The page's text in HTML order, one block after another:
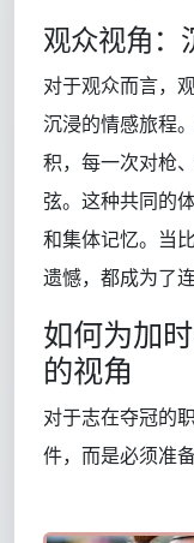
观众视角：
对于观众而言，
沉浸的情感旅程
积，每一次对枪
弦。这种共同的
和集体记忆。当
遗憾，都成为了
如何为加
的视角
对于志在夺冠的
件，而是必须准